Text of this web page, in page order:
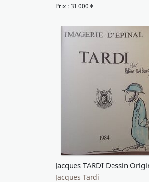
Prix : 31 000 €
Jacques Tardi